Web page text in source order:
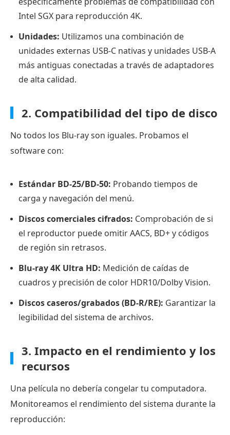
puristas
rendimiento.
5.
Leawo
Player:
La
mejor
de
usar
para
espectadores
ocasionales.
6.
KMPlayer:
para
los
del
cine
buscan
controles
de
Intel SGX para reproducción 4K.
Unidades: Utilizamos una combinación de
unidades externas USB-C nativas y unidades USB-A
más antiguas conectadas a través de adaptadores
de alta calidad.
2. Compatibilidad del tipo de disco
No todos los Blu-ray son iguales. Probamos el
software con:
Estándar BD-25/BD-50: Probando tiempos de
carga y navegación del menú.
Discos comerciales cifrados: Comprobación de si
el reproductor puede omitir AACS, BD+ y códigos
de región sin retrasos.
Blu-ray 4K Ultra HD: Medición de caídas de
cuadros y precisión de color HDR10/Dolby Vision.
Discos caseros/grabados (BD-R/RE): Garantizar la
legibilidad del sistema de archivos.
3. Impacto en el rendimiento y los
recursos
Una película no debería congelar tu computadora.
Monitoreamos el rendimiento del sistema durante la
reproducción: